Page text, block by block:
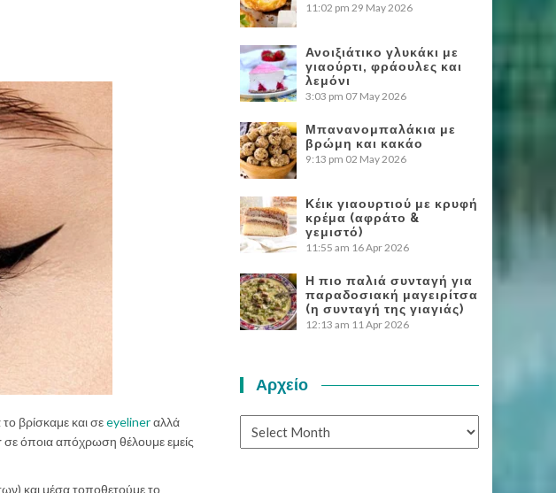
βρίσκαμε και σεeyelinerαλλά
σε όποια απόχρωση θέλουμε εμείς
και μέσα τοποθετούμε το
11:02 pm 29 May 2026
Ανοιξιάτικο γλυκάκι με
γιαούρτι, φράουλες και
λεμόνι
3:03 pm 07 May 2026
Μπανανομπαλάκια με
βρώμη και κακάο
9:13 pm 02 May 2026
Κέικ γιαουρτιού με κρυφή
κρέμα (αφράτο &
γεμιστό)
11:55 am 16 Apr 2026
Η πιο παλιά συνταγή για
παραδοσιακή μαγειρίτσα
(η συνταγή της γιαγιάς)
12:13 am 11 Apr 2026
Αρχείο